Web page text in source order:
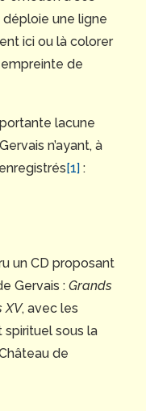
déploie une ligne
ici ou là colorer
de
lacune
n’ayant, à
[1] :
un CD proposant
Gervais : Grands
XV, avec les
sous la
de